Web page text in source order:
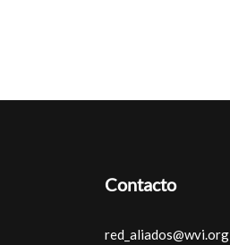
Contacto
red_aliados@wvi.org